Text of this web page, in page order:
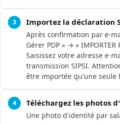
3 Importez la déclaration
Après confirmation par e-
Gérer PDP » → « IMPORTER
Saisissez votre adresse e-
transmission SIPSI.
être importée qu'une seule
4 Téléchargez les photos
Une photo d'identité par